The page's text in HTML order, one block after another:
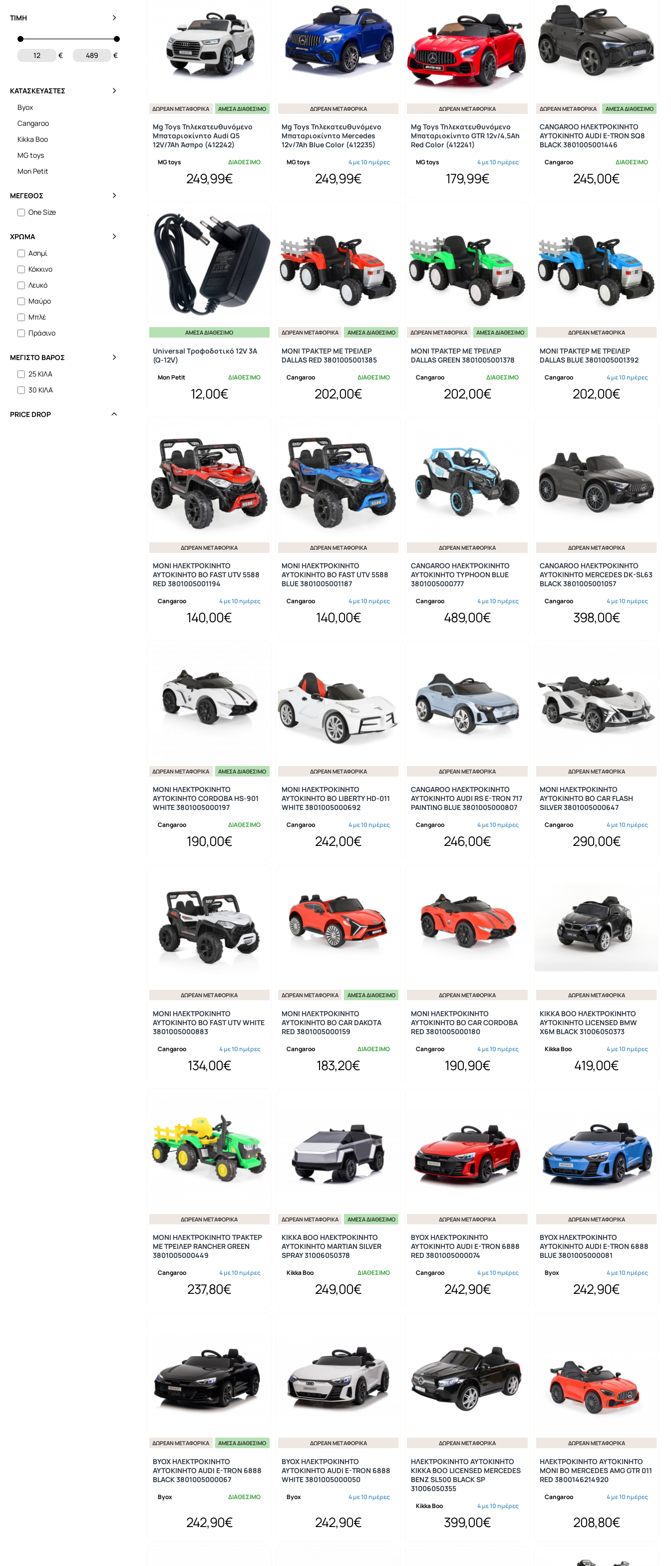
ΤΙΜΉ
€ €
ΚΑΤΑΣΚΕΥΑΣΤΈΣ
Byox
Cangaroo
Kikka Boo
MG toys
Mon Petit
ΜΈΓΕΘΟΣ
One Size
ΧΡΏΜΑ
Ασημί
Κόκκινο
Λευκό
Μαύρο
Μπλέ
Πράσινο
ΜΕΓΙΣΤΟ ΒΑΡΟΣ
25 ΚΙΛΑ
30 ΚΙΛΑ
PRICE DROP
ΆΜΕΣΑ ΔΙΑΘΈΣΙΜΟ
ΔΩΡΕΆΝ ΜΕΤΑΦΟΡΙΚΆ
MG toys ΔΙΑΘΕΣΙΜΟ
Mg Toys Τηλεκατευθυνόμενο
Μπαταριοκίνητο Audi Q5
12V/7Ah Άσπρο (412242)
249,99€
ΔΩΡΕΆΝ ΜΕΤΑΦΟΡΙΚΆ
MG toys 4 με 10 ημέρες
Mg Toys Τηλεκατευθυνόμενο
Μπαταριοκίνητο Mercedes
12v/7Ah Blue Color (412235)
249,99€
ΔΩΡΕΆΝ ΜΕΤΑΦΟΡΙΚΆ
MG toys 4 με 10 ημέρες
Mg Toys Τηλεκατευθυνόμενο
Μπαταριοκίνητο GTR 12v/4,5Ah
Red Color (412241)
179,99€
ΆΜΕΣΑ ΔΙΑΘΈΣΙΜΟ
ΔΩΡΕΆΝ ΜΕΤΑΦΟΡΙΚΆ
Cangaroo ΔΙΑΘΕΣΙΜΟ
CANGAROO ΗΛΕΚΤΡΟΚΙΝΗΤΟ
ΑΥΤΟΚΙΝΗΤΟ AUDI E-TRON SQ8
BLACK 3801005001446
245,00€
ΆΜΕΣΑ ΔΙΑΘΈΣΙΜΟ
Mon Petit ΔΙΑΘΕΣΙΜΟ
Universal Τροφοδοτικό 12V 3A
(Q-12V)
12,00€
ΆΜΕΣΑ ΔΙΑΘΈΣΙΜΟ
ΔΩΡΕΆΝ ΜΕΤΑΦΟΡΙΚΆ
Cangaroo ΔΙΑΘΕΣΙΜΟ
MONI ΤΡΑΚΤΕΡ ΜΕ ΤΡΕΙΛΕΡ
DALLAS RED 3801005001385
202,00€
ΆΜΕΣΑ ΔΙΑΘΈΣΙΜΟ
ΔΩΡΕΆΝ ΜΕΤΑΦΟΡΙΚΆ
Cangaroo ΔΙΑΘΕΣΙΜΟ
MONI ΤΡΑΚΤΕΡ ΜΕ ΤΡΕΙΛΕΡ
DALLAS GREEN 3801005001378
202,00€
ΔΩΡΕΆΝ ΜΕΤΑΦΟΡΙΚΆ
Cangaroo 4 με 10 ημέρες
MONI ΤΡΑΚΤΕΡ ΜΕ ΤΡΕΙΛΕΡ
DALLAS BLUE 3801005001392
202,00€
ΔΩΡΕΆΝ ΜΕΤΑΦΟΡΙΚΆ
Cangaroo 4 με 10 ημέρες
MONI ΗΛΕΚΤΡΟΚΙΝΗΤΟ
ΑΥΤΟΚΙΝΗΤΟ BO FAST UTV 5588
RED 3801005001194
140,00€
ΔΩΡΕΆΝ ΜΕΤΑΦΟΡΙΚΆ
Cangaroo 4 με 10 ημέρες
MONI ΗΛΕΚΤΡΟΚΙΝΗΤΟ
ΑΥΤΟΚΙΝΗΤΟ BO FAST UTV 5588
BLUE 3801005001187
140,00€
ΔΩΡΕΆΝ ΜΕΤΑΦΟΡΙΚΆ
Cangaroo 4 με 10 ημέρες
CANGAROO ΗΛΕΚΤΡΟΚΙΝΗΤΟ
ΑΥΤΟΚΙΝΗΤΟ TYPHOON BLUE
3801005000777
489,00€
ΔΩΡΕΆΝ ΜΕΤΑΦΟΡΙΚΆ
Cangaroo 4 με 10 ημέρες
CANGAROO ΗΛΕΚΤΡΟΚΙΝΗΤΟ
ΑΥΤΟΚΙΝΗΤΟ MERCEDES DK-SL63
BLACK 3801005001057
398,00€
ΆΜΕΣΑ ΔΙΑΘΈΣΙΜΟ
ΔΩΡΕΆΝ ΜΕΤΑΦΟΡΙΚΆ
Cangaroo ΔΙΑΘΕΣΙΜΟ
MONI ΗΛΕΚΤΡΟΚΙΝΗΤΟ
ΑΥΤΟΚΙΝΗΤΟ CORDOBA HS-901
WHITE 3801005000197
190,00€
ΔΩΡΕΆΝ ΜΕΤΑΦΟΡΙΚΆ
Cangaroo 4 με 10 ημέρες
MONI ΗΛΕΚΤΡΟΚΙΝΗΤΟ
ΑΥΤΟΚΙΝΗΤΟ BO LIBERTY HD-011
WHITE 3801005000692
242,00€
ΔΩΡΕΆΝ ΜΕΤΑΦΟΡΙΚΆ
Cangaroo 4 με 10 ημέρες
CANGAROO ΗΛΕΚΤΡΟΚΙΝΗΤΟ
ΑΥΤΟΚΙΝΗΤΟ AUDI RS E-TRON 717
PAINTING BLUE 3801005000807
246,00€
ΔΩΡΕΆΝ ΜΕΤΑΦΟΡΙΚΆ
Cangaroo 4 με 10 ημέρες
MONI ΗΛΕΚΤΡΟΚΙΝΗΤΟ
ΑΥΤΟΚΙΝΗΤΟ BO CAR FLASH
SILVER 3801005000647
290,00€
ΔΩΡΕΆΝ ΜΕΤΑΦΟΡΙΚΆ
Cangaroo 4 με 10 ημέρες
MONI ΗΛΕΚΤΡΟΚΙΝΗΤΟ
ΑΥΤΟΚΙΝΗΤΟ BO FAST UTV WHITE
3801005000883
134,00€
ΆΜΕΣΑ ΔΙΑΘΈΣΙΜΟ
ΔΩΡΕΆΝ ΜΕΤΑΦΟΡΙΚΆ
Cangaroo ΔΙΑΘΕΣΙΜΟ
MONI ΗΛΕΚΤΡΟΚΙΝΗΤΟ
ΑΥΤΟΚΙΝΗΤΟ BO CAR DAKOTA
RED 3801005000159
183,20€
ΔΩΡΕΆΝ ΜΕΤΑΦΟΡΙΚΆ
Cangaroo 4 με 10 ημέρες
MONI ΗΛΕΚΤΡΟΚΙΝΗΤΟ
ΑΥΤΟΚΙΝΗΤΟ BO CAR CORDOBA
RED 3801005000180
190,90€
ΔΩΡΕΆΝ ΜΕΤΑΦΟΡΙΚΆ
Kikka Boo 4 με 10 ημέρες
KIKKA BOO ΗΛΕΚΤΡΟΚΙΝΗΤΟ
ΑΥΤΟΚΙΝΗΤΟ LICENSED BMW
X6M BLACK 31006050373
419,00€
ΔΩΡΕΆΝ ΜΕΤΑΦΟΡΙΚΆ
Cangaroo 4 με 10 ημέρες
MONI ΗΛΕΚΤΡΟΚΙΝΗΤΟ ΤΡΑΚΤΕΡ
ΜΕ ΤΡΕΙΛΕΡ RANCHER GREEN
3801005000449
237,80€
ΆΜΕΣΑ ΔΙΑΘΈΣΙΜΟ
ΔΩΡΕΆΝ ΜΕΤΑΦΟΡΙΚΆ
Kikka Boo ΔΙΑΘΕΣΙΜΟ
KIKKA BOO ΗΛΕΚΤΡΟΚΙΝΗΤΟ
ΑΥΤΟΚΙΝΗΤΟ MARTIAN SILVER
SPRAY 31006050378
249,00€
ΔΩΡΕΆΝ ΜΕΤΑΦΟΡΙΚΆ
Cangaroo 4 με 10 ημέρες
BYOX ΗΛΕΚΤΡΟΚΙΝΗΤΟ
ΑΥΤΟΚΙΝΗΤΟ AUDI E-TRON 6888
RED 3801005000074
242,90€
ΔΩΡΕΆΝ ΜΕΤΑΦΟΡΙΚΆ
Byox 4 με 10 ημέρες
BYOX ΗΛΕΚΤΡΟΚΙΝΗΤΟ
ΑΥΤΟΚΙΝΗΤΟ AUDI E-TRON 6888
BLUE 3801005000081
242,90€
ΆΜΕΣΑ ΔΙΑΘΈΣΙΜΟ
ΔΩΡΕΆΝ ΜΕΤΑΦΟΡΙΚΆ
Byox ΔΙΑΘΕΣΙΜΟ
BYOX ΗΛΕΚΤΡΟΚΙΝΗΤΟ
ΑΥΤΟΚΙΝΗΤΟ AUDI E-TRON 6888
BLACK 3801005000067
242,90€
ΔΩΡΕΆΝ ΜΕΤΑΦΟΡΙΚΆ
Byox 4 με 10 ημέρες
BYOX ΗΛΕΚΤΡΟΚΙΝΗΤΟ
ΑΥΤΟΚΙΝΗΤΟ AUDI E-TRON 6888
WHITE 3801005000050
242,90€
ΔΩΡΕΆΝ ΜΕΤΑΦΟΡΙΚΆ
Kikka Boo 4 με 10 ημέρες
ΗΛΕΚΤΡΟΚΙΝΗΤΟ ΑΥΤΟΚΙΝΗΤΟ
KIKKA BOO LICENSED MERCEDES
BENZ SL500 BLACK SP
31006050355
399,00€
ΔΩΡΕΆΝ ΜΕΤΑΦΟΡΙΚΆ
Cangaroo 4 με 10 ημέρες
ΗΛΕΚΤΡΟΚΙΝΗΤΟ ΑΥΤΟΚΙΝΗΤΟ
MONI BO MERCEDES AMG GTR 011
RED 3800146214920
208,80€